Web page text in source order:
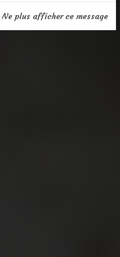
Ne plus afficher ce message